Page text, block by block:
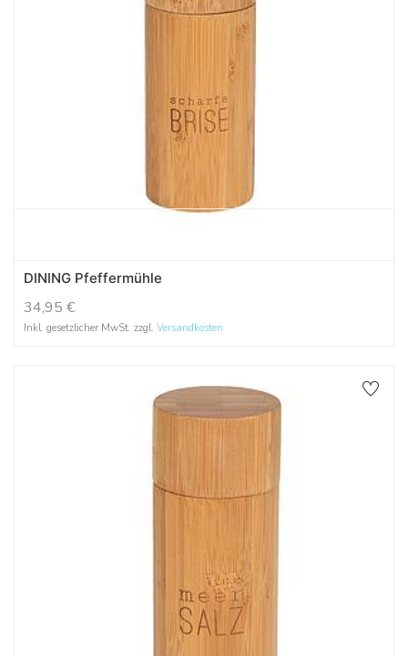
DINING Pfeffermühle
34,95 €
Inkl. gesetzlicher MwSt. zzgl. Versandkosten